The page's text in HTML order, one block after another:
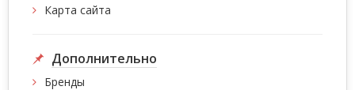
Карта сайта
Дополнительно
Бренды